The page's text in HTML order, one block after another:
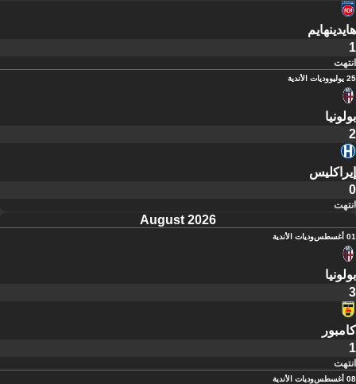
هايدينهايم
1
انتهت
25 يوليو وديات الأندية
بولونيا
2
إيراكليس
0
انتهت
August 2026
01 أغسطس وديات الأندية
بولونيا
3
كامبور
1
انتهت
08 أغسطس وديات الأندية